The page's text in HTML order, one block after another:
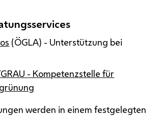
(ÖGLA) - Unterstützung bei
- Kompetenzstelle für
werden in einem festgelegten